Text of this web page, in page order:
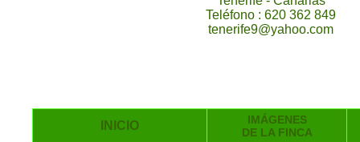
Teléfono : 620 362 849
tenerife9@yahoo.com
INICIO
IMÁGENES
DE LA FINCA